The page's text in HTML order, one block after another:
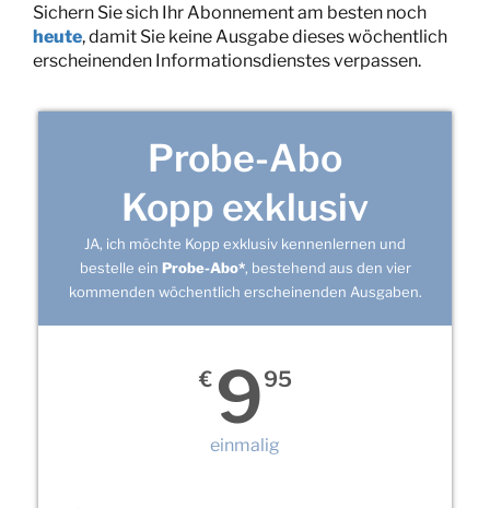
Sichern Sie sich Ihr Abonnement am besten noch
heute, damit Sie keine Ausgabe dieses wöchentlich
erscheinenden Informationsdienstes verpassen.
Probe-Abo
Kopp exklusiv
JA, ich möchte Kopp exklusiv kennenlernen und
bestelle ein Probe-Abo*, bestehend aus den vier
kommenden wöchentlich erscheinenden Ausgaben.
€ 995
einmalig